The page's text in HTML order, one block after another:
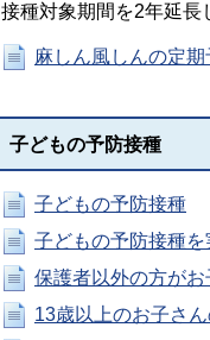
接種対象期間を2年延長
麻しん風しんの定
子どもの予防接種
子どもの予防接種
子どもの予防接種
保護者以外の方が
13歳以上のお子さ